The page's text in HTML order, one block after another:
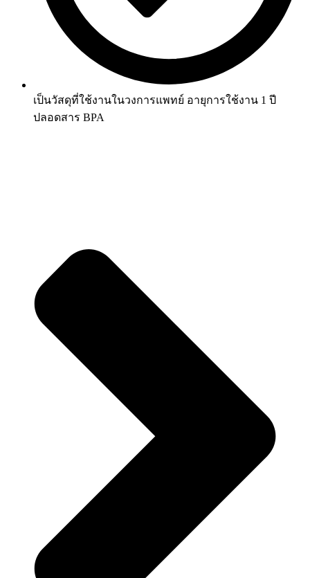
เป็นวัสดุที่ใช้งานในวงการแพทย์ อายุการใช้งาน 1 ปี
ปลอดสาร BPA